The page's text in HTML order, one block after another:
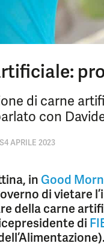
di carne
con
4 APRILE 2023
in Good
di vietare
della carne
di